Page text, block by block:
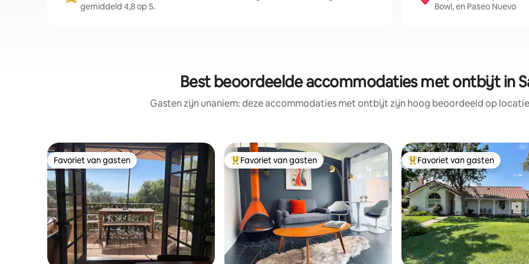
gemiddeld 4,8 op 5.
Bowl, en Paseo Nuevo
Best beoordeelde accommodaties met ontbijt in
Gasten zijn unaniem: deze accommodaties met ontbijt zijn hoog beoordeeld op
Favoriet van gasten
Favoriet van gasten Topfavoriet van gasten
Favoriet van gasten Topfavoriet van gasten
Favoriet van gasten